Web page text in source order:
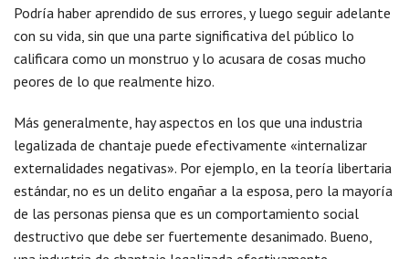
Podría haber aprendido de sus errores, y luego seguir adelante
con su vida, sin que una parte significativa del público lo
calificara como un monstruo y lo acusara de cosas mucho
peores de lo que realmente hizo.
Más generalmente, hay aspectos en los que una industria
legalizada de chantaje puede efectivamente «internalizar
externalidades negativas». Por ejemplo, en la teoría libertaria
estándar, no es un delito engañar a la esposa, pero la mayoría
de las personas piensa que es un comportamiento social
destructivo que debe ser fuertemente desanimado. Bueno,